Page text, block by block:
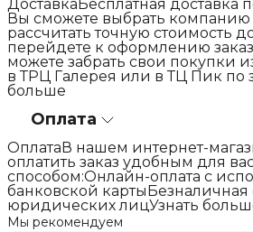
ДоставкаБесплатная доставка
Вы сможете выбрать компанию
рассчитать точную стоимость
перейдете к оформлению
можете забрать свои покупки
в ТРЦ Галерея или в ТЦ Пик по
больше
Оплата
ОплатаВ нашем интернет-
оплатить заказ удобным для
способом:Онлайн-оплата с
банковской картыБезналичная
юридических лицУзнать
Мы рекомендуем